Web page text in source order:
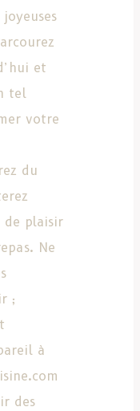
et
tel
votre
du
de plaisir
Ne
;
à
des